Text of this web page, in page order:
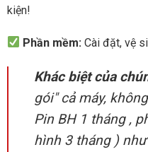
kiện!
Phần mềm: Cài đặt, vệ
Khác biệt của
gói" cả máy,
Pin BH 1 tháng ,
hình 3 tháng )